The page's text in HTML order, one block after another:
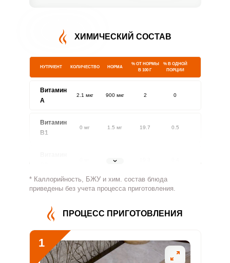
ХИМИЧЕСКИЙ СОСТАВ
НУТРИЕНТ КОЛИЧЕСТВО НОРМА
% ОТ НОРМЫ
В 100 Г
% В ОДНОЙ
ПОРЦИИ
Витамин
A
2.1 мкг 900 мкг 2 0
Витамин
В1
0 мг 1.5 мг 19.7 0.5
1.8 мг
Витамин
0.1 мг 500 мг 0.1 0
Витамин
В5
Витамин
0.1 мг 0.5
* Каллорийность, БЖУ и хим. состав блюда
приведены без учета процесса приготовления.
ПРОЦЕСС ПРИГОТОВЛЕНИЯ
1